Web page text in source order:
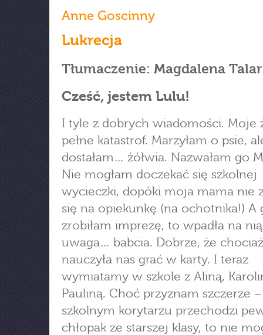
Anne Goscinny
Lukrecja
Tłumaczenie: Magdalena Talar
Cześć, jestem Lulu!
I tyle z dobrych wiadomości. Moje
pełne katastrof. Marzyłam o psie,
dostałam… żółwia. Nazwałam go
Nie mogłam doczekać się szkolnej
wycieczki, dopóki moja mama nie
się na opiekunkę (na ochotnika!) A
zrobiłam imprezę, to wpadła na
uwaga… babcia. Dobrze, że chociaż
nauczyła nas grać w karty. I teraz
wymiatamy w szkole z Aliną,
Pauliną. Choć przyznam szczerze
szkolnym korytarzu przechodzi
chłopak ze starszej klasy, to nie